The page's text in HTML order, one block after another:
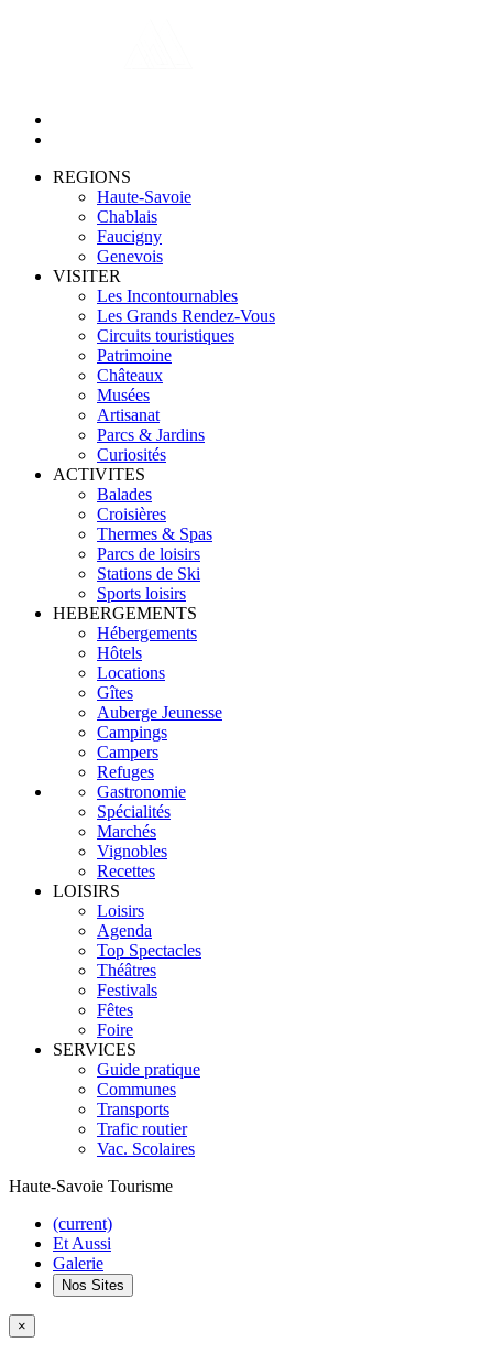
REGIONS
Haute-Savoie
Chablais
Faucigny
Genevois
VISITER
Les Incontournables
Les Grands Rendez-Vous
Circuits touristiques
Patrimoine
Châteaux
Musées
Artisanat
Parcs & Jardins
Curiosités
ACTIVITES
Balades
Croisières
Thermes & Spas
Parcs de loisirs
Stations de Ski
Sports loisirs
HEBERGEMENTS
Hébergements
Hôtels
Locations
Gîtes
Auberge Jeunesse
Campings
Campers
Refuges
Gastronomie
Spécialités
Marchés
Vignobles
Recettes
LOISIRS
Loisirs
Agenda
Top Spectacles
Théâtres
Festivals
Fêtes
Foire
SERVICES
Guide pratique
Communes
Transports
Trafic routier
Vac. Scolaires
Haute-Savoie Tourisme
(current)
Et Aussi
Galerie
Nos Sites
×